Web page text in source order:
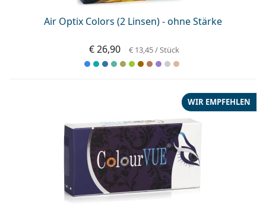
Air Optix Colors (2 Linsen) - ohne Stärke
€ 26,90 € 13,45/ Stück
WIR EMPFEHLEN